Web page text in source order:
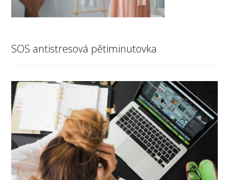
SOS antistresová pětiminutovka